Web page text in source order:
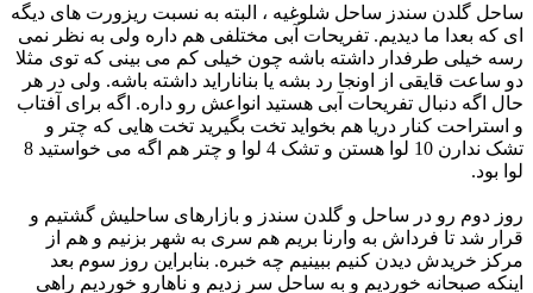
ساحل گلدن سندز ساحل شلوغیه ، البته به نسبت ریزورت های دیگه
ای که بعدا ما دیدیم. تفریحات آبی مختلفی هم داره ولی ‏به نظر نمی
رسه خیلی طرفدار داشته باشه چون خیلی کم می بینی که توی مثلا
دو ساعت قایقی از اونجا رد بشه یا بناناراید ‏داشته باشه. ولی در هر
حال اگه دنبال تفریحات آبی هستید انواعش رو داره. اگه برای آفتاب
و استراحت کنار دریا هم بخواید ‏تخت بگیرید تخت هایی که چتر و
تشک ندارن 10 لوا هستن و تشک 4 لوا و چتر هم اگه می خواستید 8
لوا بود. ‏‏ ‏ ‏
روز دوم رو در ساحل و گلدن سندز و بازارهای ساحلیش گشتیم و
قرار شد تا فرداش به وارنا بریم هم سری به شهر بزنیم و ‏هم از
مرکز خریدش دیدن کنیم ببینیم چه خبره. بنابراین روز سوم بعد
اینکه صبحانه خوردیم و به ساحل سر زدیم و ناهارو ‏خوردیم راهی